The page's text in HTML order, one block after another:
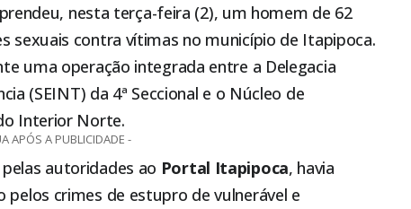
nesta terça-feira (2), um homem de 62
sexuais contra vítimas no município de Itapipoca.
uma operação integrada entre a Delegacia
(SEINT) da 4ª Seccional e o Núcleo de
Interior Norte.
APÓS A PUBLICIDADE -
autoridades ao Portal Itapipoca, havia
crimes de estupro de vulnerável e